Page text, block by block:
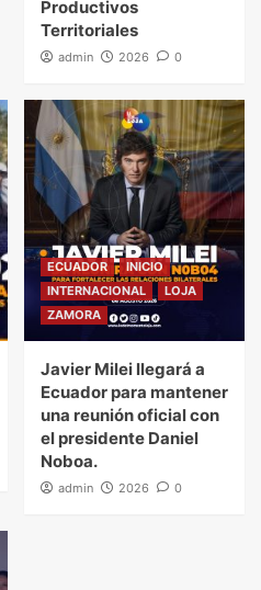
Productivos
Territoriales
admin 2026 0
ECUADOR
INICIO
INTERNACIONAL
LOJA
ZAMORA
Javier Milei llegará a
Ecuador para mantener
una reunión oficial con
el presidente Daniel
Noboa.
admin 2026 0